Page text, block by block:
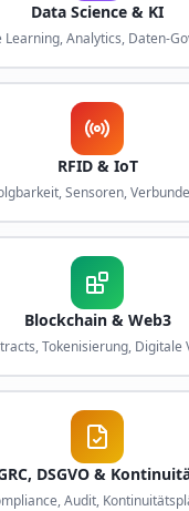
Data Science & KI
Learning, Analytics, Daten-
RFID & IoT
Sensoren,
Blockchain & Web3
Tokenisierung, Digitale
DSGVO &
Audit,